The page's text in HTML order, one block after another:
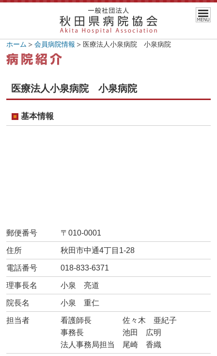
ホーム 会員病院情報 医療法人小泉病院 小泉病院
医療法人小泉病院 小泉病院
基本情報
郵便番号 〒010-0001
住所 秋田市中通4丁目1-28
電話番号 018-833-6371
理事長名 小泉 亮道
院長名 小泉 重仁
担当者
看護師長 佐々木 亜紀子
事務長 池田 広明
法人事務局担当 尾崎 香織